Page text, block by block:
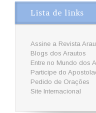
Lista de links
Assine a Revista
Blogs dos Arautos
Entre no Mundo dos
Participe do
Pedido de Orações
Site Internacional